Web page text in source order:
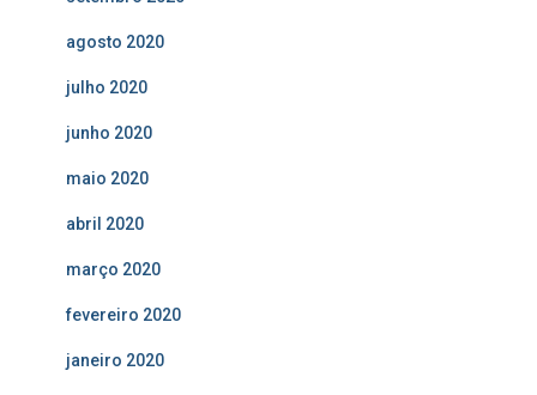
agosto 2020
julho 2020
junho 2020
maio 2020
abril 2020
março 2020
fevereiro 2020
janeiro 2020